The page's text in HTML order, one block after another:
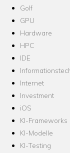
Golf
GPU
Hardware
HPC
IDE
Internet
Investment
iOS
KI-Frameworks
KI-Modelle
KI-Testing